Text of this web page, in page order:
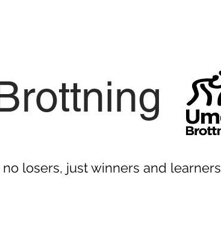
losers, just winners and learners